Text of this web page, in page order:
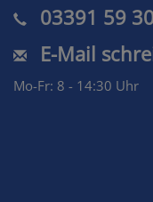
03391 59
E-Mail
Mo-Fr: 8 - 14:30 Uhr